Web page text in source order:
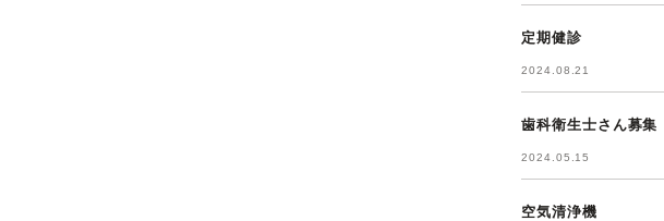
定期健診
2024.08.21
歯科衛生士さん募集
2024.05.15
空気清浄機